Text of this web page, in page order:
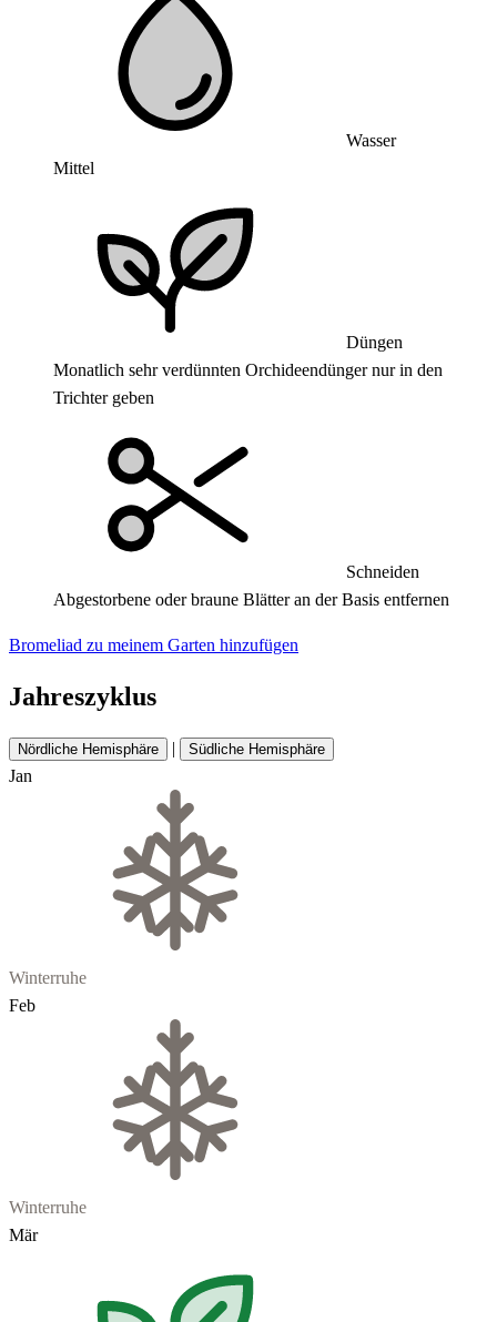
Wasser
Mittel
Düngen
Monatlich sehr verdünnten Orchideendünger nur in den
Trichter geben
Schneiden
Abgestorbene oder braune Blätter an der Basis entfernen
Bromeliad zu meinem Garten hinzufügen
Jahreszyklus
Nördliche Hemisphäre | Südliche Hemisphäre
Jan
Winterruhe
Feb
Winterruhe
Mär